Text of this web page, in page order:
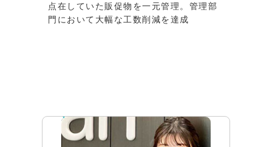
点在していた販促物を一元管理。管理部
門において大幅な工数削減を達成